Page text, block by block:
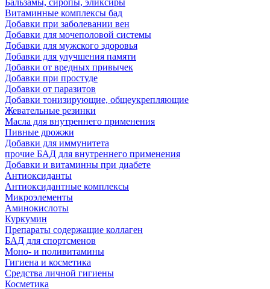
Бальзамы, сиропы, эликсиры
Витаминные комплексы бад
Добавки при заболевании вен
Добавки для мочеполовой системы
Добавки для мужского здоровья
Добавки для улучшения памяти
Добавки от вредных привычек
Добавки при простуде
Добавки от паразитов
Добавки тонизирующие, общеукрепляющие
Жевательные резинки
Масла для внутреннего применения
Пивные дрожжи
Добавки для иммунитета
прочие БАД для внутреннего применения
Добавки и витаминны при диабете
Антиоксиданты
Антиоксидантные комплексы
Микроэлементы
Аминокислоты
Куркумин
Препараты содержащие коллаген
БАД для спортсменов
Моно- и поливитамины
Гигиена и косметика
Средства личной гигиены
Косметика